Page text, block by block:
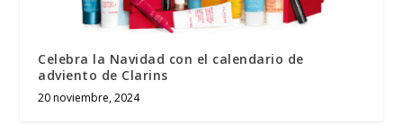
Celebra la Navidad con el calendario de
adviento de Clarins
20 noviembre, 2024